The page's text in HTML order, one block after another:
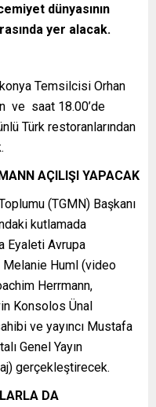
dünyasının
yer alacak.
Temsilcisi Orhan
ve saat 18.00’de
Türk restoranlarından
AÇILIŞI YAPACAK
(TGMN) Başkanı
kutlamada
Eyaleti Avrupa
Melanie Huml (video
Herrmann,
Konsolos Ünal
ve yayıncı Mustafa
Genel Yayın
gerçekleştirecek.
DA